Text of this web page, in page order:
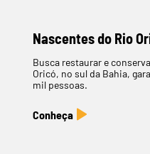
Nascentes do Rio
Busca restaurar e
Oricó, no sul da Bahia,
mil pessoas.